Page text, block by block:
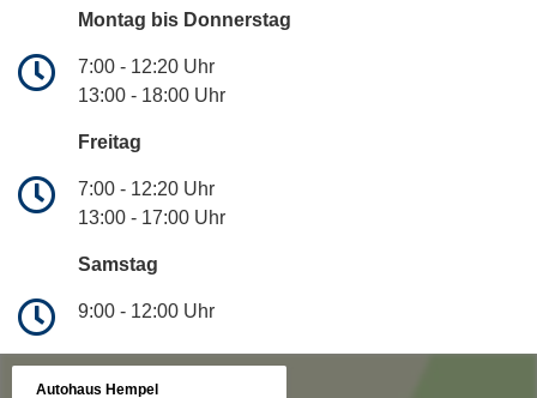
Montag bis Donnerstag
7:00 - 12:20 Uhr
13:00 - 18:00 Uhr
Freitag
7:00 - 12:20 Uhr
13:00 - 17:00 Uhr
Samstag
9:00 - 12:00 Uhr
Autohaus Hempel